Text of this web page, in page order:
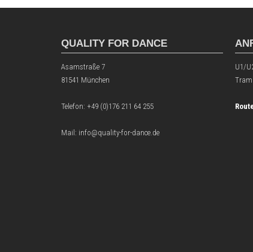
QUALITY FOR DANCE
Asamstraße 7
81541 München
Telefon: +49 (0)176 211 64 255
Mail: info@quality-for-dance.de
U1/
Tram